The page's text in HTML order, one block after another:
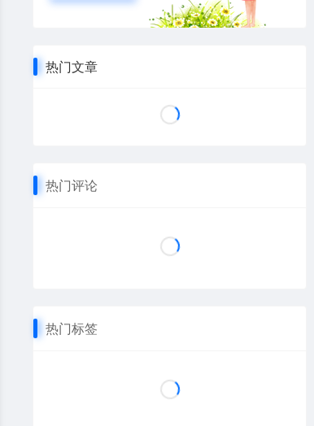
热门文章
热门评论
热门标签